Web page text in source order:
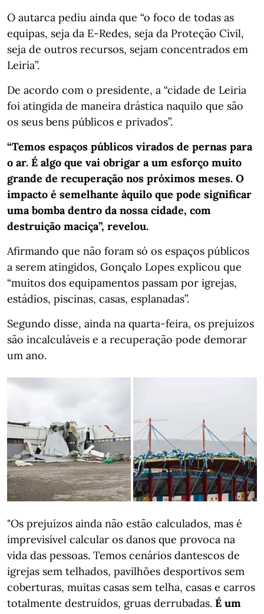
O autarca pediu ainda que “o foco de todas as
equipas, seja da E-Redes, seja da Proteção Civil,
seja de outros recursos, sejam concentrados em
Leiria”.
De acordo com o presidente, a “cidade de Leiria
foi atingida de maneira drástica naquilo que são
os seus bens públicos e privados”.
“Temos espaços públicos virados de pernas para
o ar. É algo que vai obrigar a um esforço muito
grande de recuperação nos próximos meses. O
impacto é semelhante àquilo que pode significar
uma bomba dentro da nossa cidade, com
destruição maciça”, revelou.
Afirmando que não foram só os espaços públicos
a serem atingidos, Gonçalo Lopes explicou que
“muitos dos equipamentos passam por igrejas,
estádios, piscinas, casas, esplanadas”.
Segundo disse, ainda na quarta-feira, os prejuízos
são incalculáveis e a recuperação pode demorar
um ano.
"Os prejuízos ainda não estão calculados, mas é
imprevisível calcular os danos que provoca na
vida das pessoas. Temos cenários dantescos de
igrejas sem telhados, pavilhões desportivos sem
coberturas, muitas casas sem telha, casas e carros
totalmente destruídos, gruas derrubadas. É um